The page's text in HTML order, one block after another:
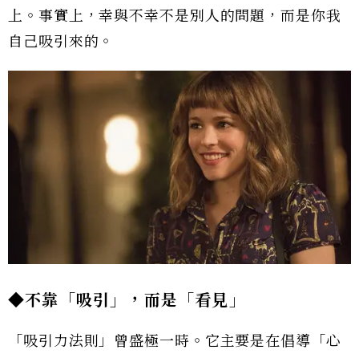
上。事實上，幸與不幸不是別人的問題，而是你我
自己吸引來的。
◆不靠「吸引」，而是「看見」
「吸引力法則」曾盛極一時。它主要是在倡導「心